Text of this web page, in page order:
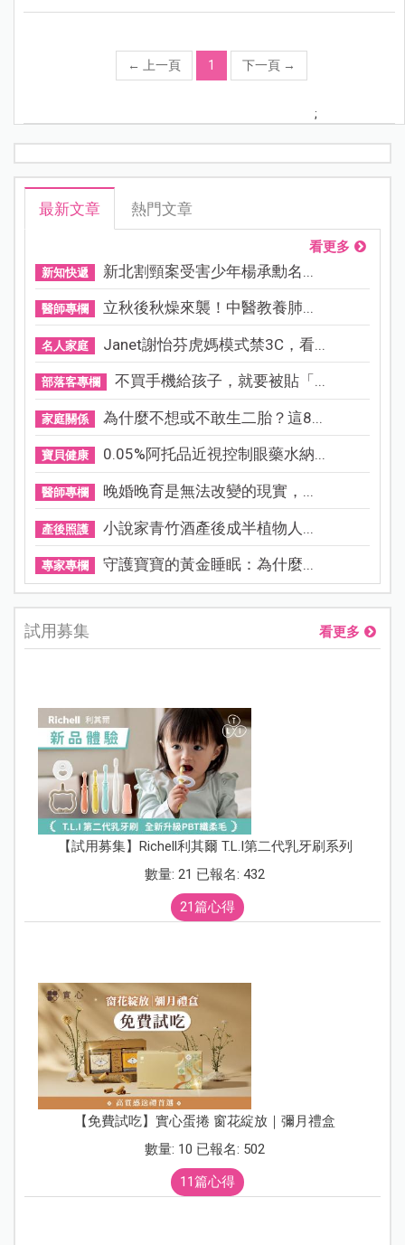
← 上一頁 1 下一頁 →
;
最新文章 熱門文章
看更多
新知快遞 新北割頸案受害少年楊承勳名...
醫師專欄 立秋後秋燥來襲！中醫教養肺...
名人家庭 Janet謝怡芬虎媽模式禁3C，看...
部落客專欄 不買手機給孩子，就要被貼「...
家庭關係 為什麼不想或不敢生二胎？這8...
寶貝健康 0.05%阿托品近視控制眼藥水納...
醫師專欄 晚婚晚育是無法改變的現實，...
產後照護 小說家青竹酒產後成半植物人...
專家專欄 守護寶寶的黃金睡眠：為什麼...
試用募集 看更多
【試用募集】Richell利其爾 T.L.I第二代乳牙刷系列
數量: 21 已報名: 432
21篇心得
【免費試吃】實心蛋捲 窗花綻放｜彌月禮盒
數量: 10 已報名: 502
11篇心得